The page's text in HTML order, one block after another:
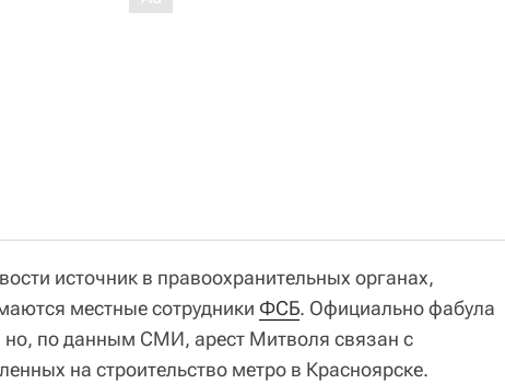
источник в правоохранительных органах,
местные сотрудники ФСБ. Официально фабула
но, по данным СМИ, арест Митволя связан с
на строительство метро в Красноярске.